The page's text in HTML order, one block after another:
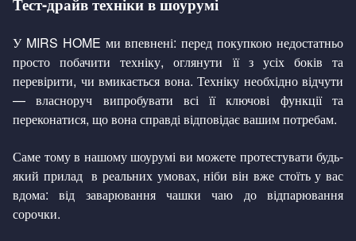
Тест-драйв техніки в шоурумі
У MIRS HOME ми впевнені: перед покупкою недостатньо
просто побачити техніку, оглянути її з усіх боків та
перевірити, чи вмикається вона. Техніку необхідно відчути
— власноруч випробувати всі її ключові функції та
переконатися, що вона справді відповідає вашим потребам.
Саме тому в нашому шоурумі ви можете протестувати будь-
який прилад в реальних умовах, ніби він вже стоїть у вас
вдома: від заварювання чашки чаю до відпарювання
сорочки.